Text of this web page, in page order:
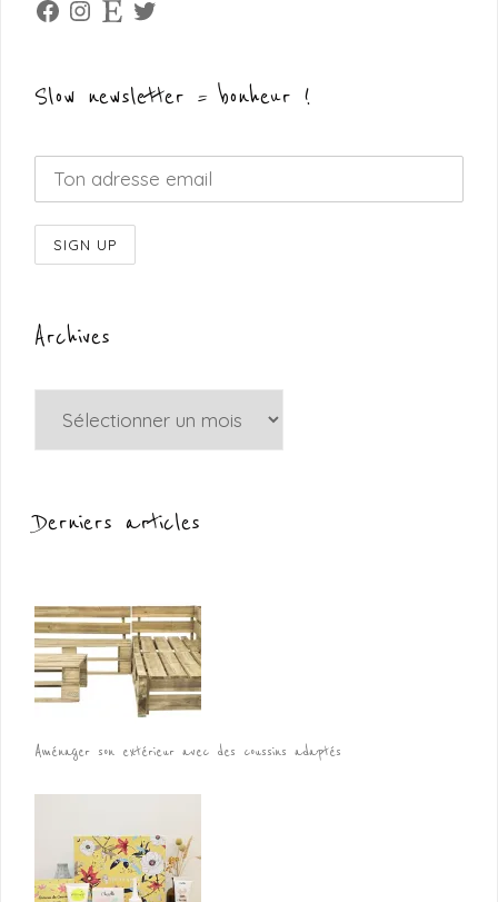
Facebook
Instagram
Etsy Twitter
Slow newsletter = bonheur !
Archives
Derniers articles
Aménager son extérieur avec des coussins adaptés